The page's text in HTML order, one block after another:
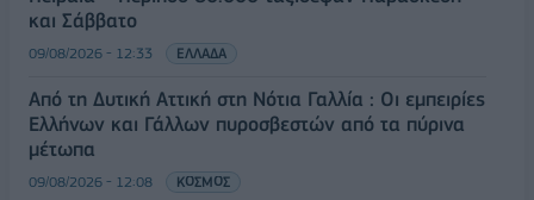
και Σάββατο
09/08/2026 - 12:33 ΕΛΛΑΔΑ
Από τη Δυτική Αττική στη Νότια Γαλλία : Οι εμπειρίες
Ελλήνων και Γάλλων πυροσβεστών από τα πύρινα
μέτωπα
09/08/2026 - 12:08 ΚΟΣΜΟΣ